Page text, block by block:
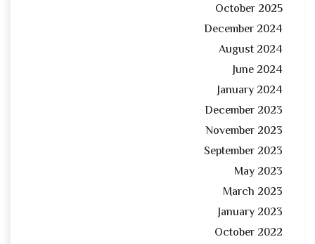
October 2025
December 2024
August 2024
June 2024
January 2024
December 2023
November 2023
September 2023
May 2023
March 2023
January 2023
October 2022